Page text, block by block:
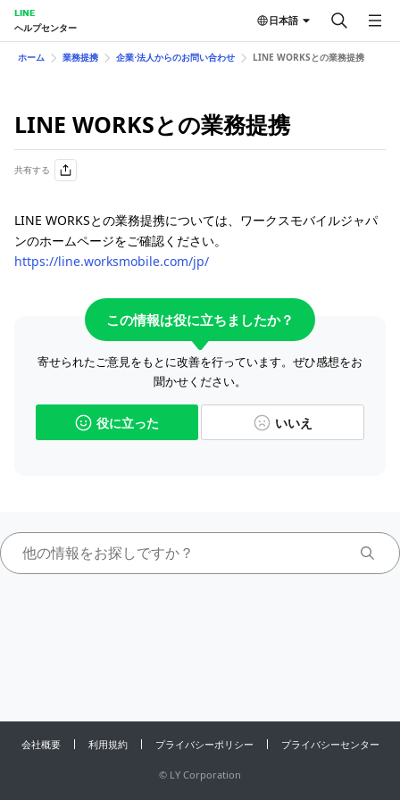
LINE
ヘルプセンター
日本語
ホーム 業務提携 企業⋅法人からのお問い合わせ LINE WORKSとの業務提携
LINE WORKSとの業務提携
共有する
LINE WORKSとの業務提携については、ワークスモバイルジャパ
ンのホームページをご確認ください。
https://line.worksmobile.com/jp/
この情報は役に立ちましたか？
寄せられたご意見をもとに改善を行っています。ぜひ感想をお
聞かせください。
役に立った いいえ
会社概要 利用規約 プライバシーポリシー プライバシーセンター
© LY Corporation